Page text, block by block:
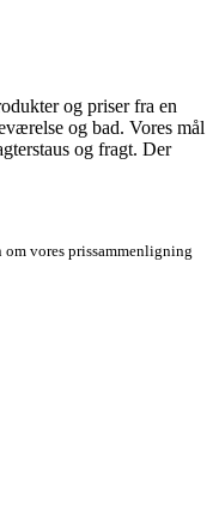
og priser fra en
og bad. Vores mål
og fragt. Der
vores prissammenligning